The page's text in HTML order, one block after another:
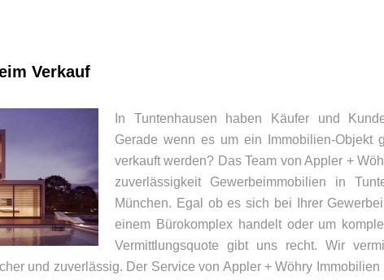
Verkauf
In Tuntenhausen haben Käufer und
Gerade wenn es um ein Immobilien-Objekt
verkauft werden? Das Team von Appler +
zuverlässigkeit Gewerbeimmobilien in
München. Egal ob es sich bei Ihrer
einem Bürokomplex handelt oder um
Vermittlungsquote gibt uns recht. Wir
und zuverlässig. Der Service von Appler + Wöhry